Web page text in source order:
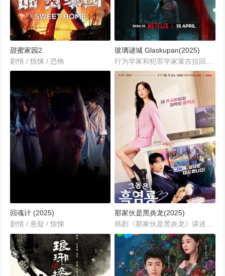
甜蜜家园2
剧情 / 惊悚 / 恐怖
玻璃谜城 Glaskupan(2025)
回魂计 (2025)
剧情 / 悬疑 / 惊悚
那家伙是黑炎龙(2025)
韩剧《那家伙是黑炎龙》讲述的是根据同名网络漫画改编的作品，讲述了2000年代初女主人公和男主人公在游戏中相遇，萌生爱情后实际相遇并发生的事情。...